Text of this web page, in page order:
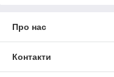
Про нас
Контакти